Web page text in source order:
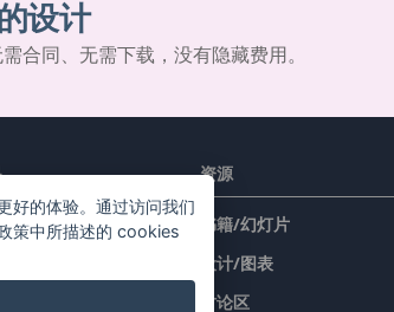
设计
合同、无需下载，没有隐藏费用。
工具套件
具
资源
书籍/幻灯片
设计/图表
讨论区
好的体验。通过访问我们
策中所描述的 cookies